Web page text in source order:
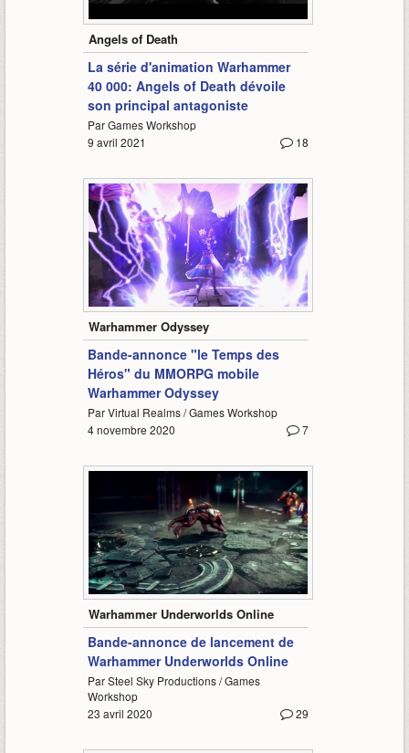
Angels of Death
La série d'animation Warhammer
40 000: Angels of Death dévoile
son principal antagoniste
Par Games Workshop
18
9 avril 2021
0:59
Warhammer Odyssey
Bande-annonce "le Temps des
Héros" du MMORPG mobile
Warhammer Odyssey
Par Virtual Realms / Games Workshop
7
4 novembre 2020
1:34
Warhammer Underworlds Online
Bande-annonce de lancement de
Warhammer Underworlds Online
Par Steel Sky Productions / Games
Workshop
29
23 avril 2020